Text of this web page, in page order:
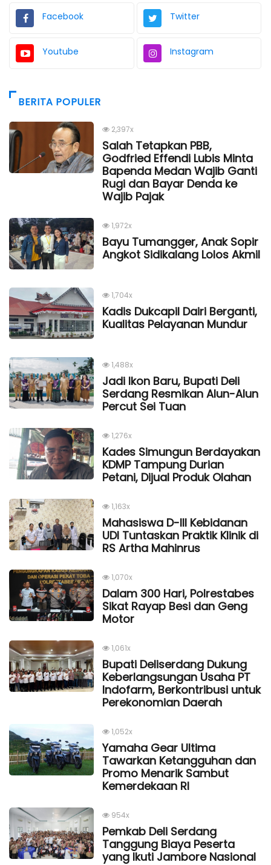
Facebook Twitter
Youtube Instagram
BERITA POPULER
2,397x
Salah Tetapkan PBB,
Godfried Effendi Lubis Minta
Bapenda Medan Wajib Ganti
Rugi dan Bayar Denda ke
Wajib Pajak
1,972x
Bayu Tumangger, Anak Sopir
Angkot Sidikalang Lolos Akmil
1,704x
Kadis Dukcapil Dairi Berganti,
Kualitas Pelayanan Mundur
1,488x
Jadi Ikon Baru, Bupati Deli
Serdang Resmikan Alun-Alun
Percut Sei Tuan
1,276x
Kades Simungun Berdayakan
KDMP Tampung Durian
Petani, Dijual Produk Olahan
1,163x
Mahasiswa D-III Kebidanan
UDI Tuntaskan Praktik Klinik di
RS Artha Mahinrus
1,070x
Dalam 300 Hari, Polrestabes
Sikat Rayap Besi dan Geng
Motor
1,061x
Bupati Deliserdang Dukung
Keberlangsungan Usaha PT
Indofarm, Berkontribusi untuk
Perekonomian Daerah
1,052x
Yamaha Gear Ultima
Tawarkan Ketangguhan dan
Promo Menarik Sambut
Kemerdekaan Rl
954x
Pemkab Deli Serdang
Tanggung Biaya Peserta
yang Ikuti Jambore Nasional